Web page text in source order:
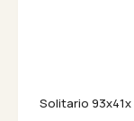
Solitario 93x41x